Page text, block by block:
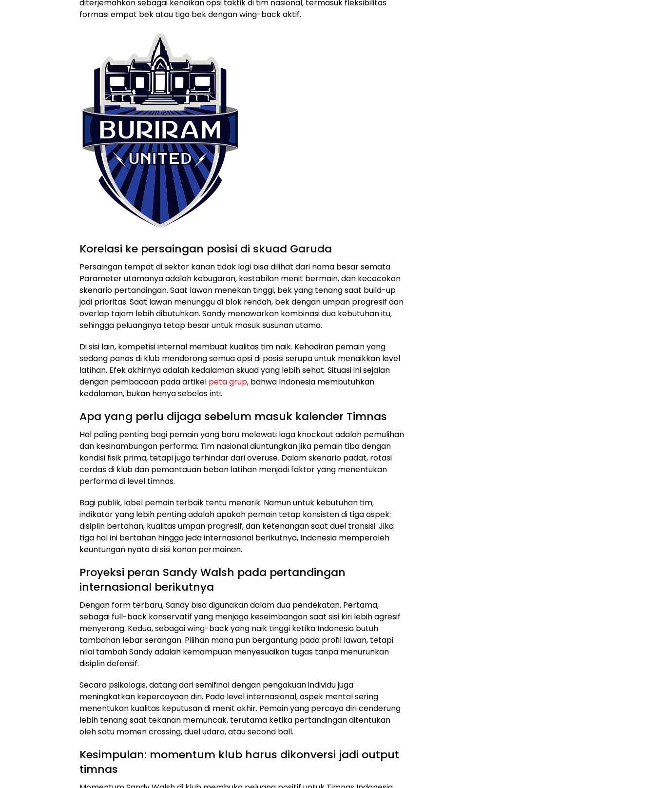
diterjemahkan sebagai kenaikan opsi taktik di tim nasional, termasuk fleksibilitas
formasi empat bek atau tiga bek dengan wing-back aktif.
Korelasi ke persaingan posisi di skuad Garuda
Persaingan tempat di sektor kanan tidak lagi bisa dilihat dari nama besar semata.
Parameter utamanya adalah kebugaran, kestabilan menit bermain, dan kecocokan
skenario pertandingan. Saat lawan menekan tinggi, bek yang tenang saat build-up
jadi prioritas. Saat lawan menunggu di blok rendah, bek dengan umpan progresif dan
overlap tajam lebih dibutuhkan. Sandy menawarkan kombinasi dua kebutuhan itu,
sehingga peluangnya tetap besar untuk masuk susunan utama.
Di sisi lain, kompetisi internal membuat kualitas tim naik. Kehadiran pemain yang
sedang panas di klub mendorong semua opsi di posisi serupa untuk menaikkan level
latihan. Efek akhirnya adalah kedalaman skuad yang lebih sehat. Situasi ini sejalan
dengan pembacaan pada artikel peta grup, bahwa Indonesia membutuhkan
kedalaman, bukan hanya sebelas inti.
Apa yang perlu dijaga sebelum masuk kalender Timnas
Hal paling penting bagi pemain yang baru melewati laga knockout adalah pemulihan
dan kesinambungan performa. Tim nasional diuntungkan jika pemain tiba dengan
kondisi fisik prima, tetapi juga terhindar dari overuse. Dalam skenario padat, rotasi
cerdas di klub dan pemantauan beban latihan menjadi faktor yang menentukan
performa di level timnas.
Bagi publik, label pemain terbaik tentu menarik. Namun untuk kebutuhan tim,
indikator yang lebih penting adalah apakah pemain tetap konsisten di tiga aspek:
disiplin bertahan, kualitas umpan progresif, dan ketenangan saat duel transisi. Jika
tiga hal ini bertahan hingga jeda internasional berikutnya, Indonesia memperoleh
keuntungan nyata di sisi kanan permainan.
Proyeksi peran Sandy Walsh pada pertandingan
internasional berikutnya
Dengan form terbaru, Sandy bisa digunakan dalam dua pendekatan. Pertama,
sebagai full-back konservatif yang menjaga keseimbangan saat sisi kiri lebih agresif
menyerang. Kedua, sebagai wing-back yang naik tinggi ketika Indonesia butuh
tambahan lebar serangan. Pilihan mana pun bergantung pada profil lawan, tetapi
nilai tambah Sandy adalah kemampuan menyesuaikan tugas tanpa menurunkan
disiplin defensif.
Secara psikologis, datang dari semifinal dengan pengakuan individu juga
meningkatkan kepercayaan diri. Pada level internasional, aspek mental sering
menentukan kualitas keputusan di menit akhir. Pemain yang percaya diri cenderung
lebih tenang saat tekanan memuncak, terutama ketika pertandingan ditentukan
oleh satu momen crossing, duel udara, atau second ball.
Kesimpulan: momentum klub harus dikonversi jadi output
timnas